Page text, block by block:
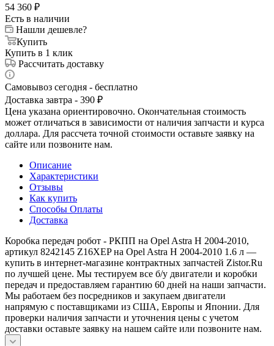
54 360 ₽
Есть в наличии
Нашли дешевле?
Купить
Купить в 1 клик
Рассчитать доставку
Самовывоз сегодня - бесплатно
Доставка завтра - 390 ₽
Цена указана ориентировочно. Окончательная стоимость
может отличаться в зависимости от наличия запчасти и курса
доллара. Для рассчета точной стоимости оставьте заявку на
сайте или позвоните нам.
Описание
Характеристики
Отзывы
Как купить
Способы Оплаты
Доставка
Коробка передач робот - РКПП на Opel Astra H 2004-2010,
артикул 8242145 Z16XEP на Opel Astra H 2004-2010 1.6 л —
купить в интернет-магазине контрактных запчастей Zistor.Ru
по лучшей цене. Мы тестируем все б/у двигатели и коробки
передач и предоставляем гарантию 60 дней на наши запчасти.
Мы работаем без посредников и закупаем двигатели
напрямую с поставщиками из США, Европы и Японии. Для
проверки наличия запчасти и уточнения цены с учетом
доставки оставьте заявку на нашем сайте или позвоните нам.